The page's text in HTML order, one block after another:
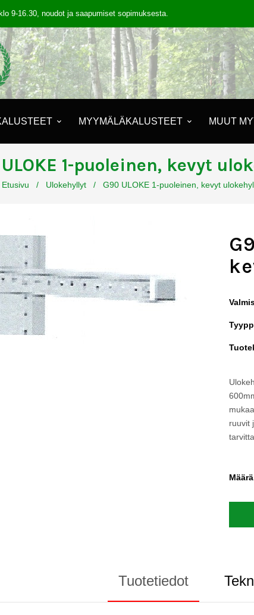
9-16.30, noudot ja saapumiset sopimuksesta.
MYYMÄLÄKALUSTEET MUUT
1-puoleinen, kevyt
Etusivu / Ulokehyllyt / G90 ULOKE 1-puoleinen, kevyt
ruuvit
Tuotetiedot